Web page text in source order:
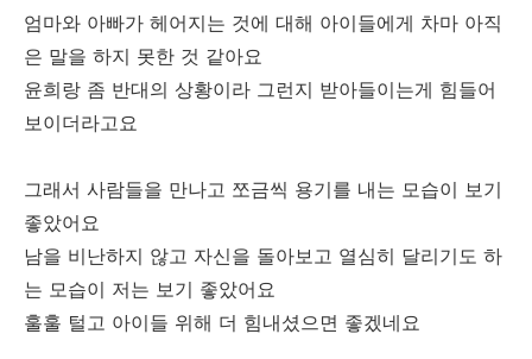
엄마와 아빠가 헤어지는 것에 대해 아이들에게 차마 아직
은 말을 하지 못한 것 같아요
윤희랑 좀 반대의 상황이라 그런지 받아들이는게 힘들어
보이더라고요
그래서 사람들을 만나고 쪼금씩 용기를 내는 모습이 보기
좋았어요
남을 비난하지 않고 자신을 돌아보고 열심히 달리기도 하
는 모습이 저는 보기 좋았어요
훌훌 털고 아이들 위해 더 힘내셨으면 좋겠네요